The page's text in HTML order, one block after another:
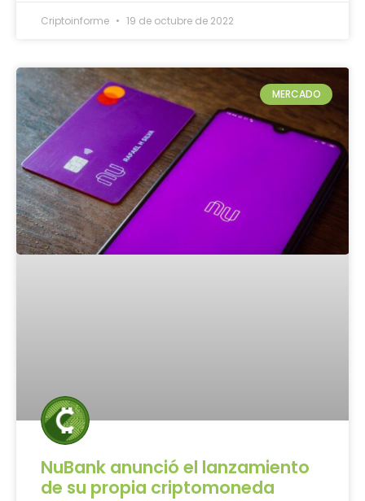
Criptoinforme 19 de octubre de 2022
MERCADO
NuBank anunció el lanzamiento
de su propia criptomoneda